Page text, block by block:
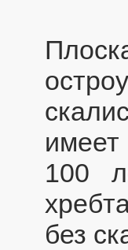
100
без